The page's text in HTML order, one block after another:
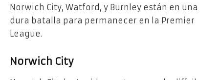
Norwich City, Watford, y Burnley están en una
dura batalla para permanecer en la Premier
League.
Norwich City